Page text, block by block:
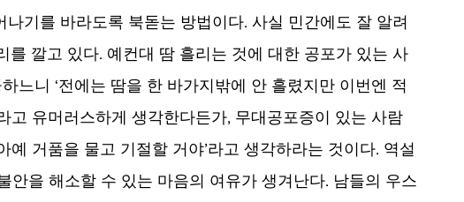
기를 바라도록 북돋는 방법이다. 사실 민간에도 잘 알려
를 깔고 있다. 예컨대 땀 흘리는 것에 대한 공포가 있는 사
느니 ‘전에는 땀을 한 바가지밖에 안 흘렸지만 이번엔 적
고 유머러스하게 생각한다든가, 무대공포증이 있는 사람
예 거품을 물고 기절할 거야’라고 생각하라는 것이다. 역설
안을 해소할 수 있는 마음의 여유가 생겨난다. 남들의 우스